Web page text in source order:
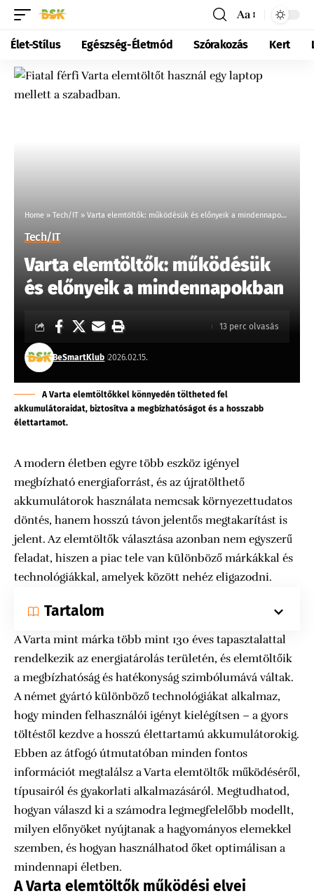
Aa
Élet-Stílus Egészség-Életmód Szórakozás Kert
Home » Tech/IT » Varta elemtöltők: működésük és előnyeik a mindennapokban
Tech/IT
Varta elemtöltők: működésük
és előnyeik a mindennapokban
BeSmartKlub 2026.02.15.
13 perc olvasás
A Varta elemtöltőkkel könnyedén töltheted fel
akkumulátoraidat, biztosítva a megbízhatóságot és a hosszabb
élettartamot.
A modern életben egyre több eszköz igényel
megbízható energiaforrást, és az újratölthető
akkumulátorok használata nemcsak környezettudatos
döntés, hanem hosszú távon jelentős megtakarítást is
jelent. Az elemtöltők választása azonban nem egyszerű
feladat, hiszen a piac tele van különböző márkákkal és
technológiákkal, amelyek között nehéz eligazodni.
Tartalom
A Varta mint márka több mint 130 éves tapasztalattal
rendelkezik az energiatárolás területén, és elemtöltőik
a megbízhatóság és hatékonyság szimbólumává váltak.
A német gyártó különböző technológiákat alkalmaz,
hogy minden felhasználói igényt kielégítsen – a gyors
töltéstől kezdve a hosszú élettartamú akkumulátorokig.
Ebben az átfogó útmutatóban minden fontos
információt megtalálsz a Varta elemtöltők működéséről,
típusairól és gyakorlati alkalmazásáról. Megtudhatod,
hogyan válaszd ki a számodra legmegfelelőbb modellt,
milyen előnyöket nyújtanak a hagyományos elemekkel
szemben, és hogyan használhatod őket optimálisan a
mindennapi életben.
A Varta elemtöltők működési elvei